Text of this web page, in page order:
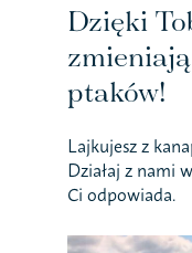
Dzięki
ptaków!
Lajkujesz z
Działaj z nami
Ci odpowiada.